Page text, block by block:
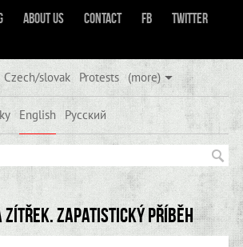
About us Contact FB
Twitter
Czech/slovak Protests (more)
English Русский
zítřek. Zapatistický příběh